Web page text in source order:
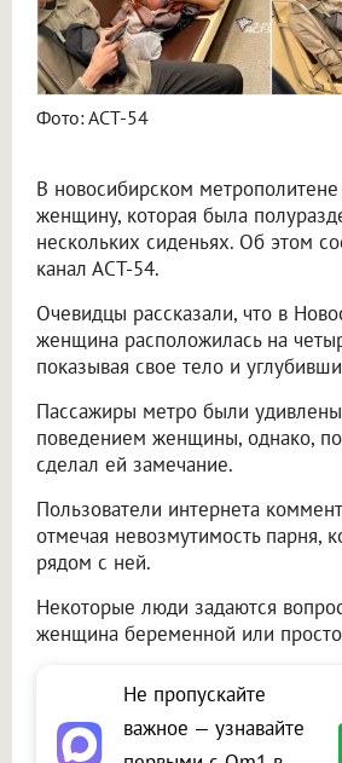
Фото: АСТ-54
В новосибирском
женщину, которая была
нескольких сиденьях. Об этом
канал АСТ-54.
Очевидцы рассказали, что в
женщина расположилась на
показывая свое тело и
Пассажиры метро были
поведением женщины, однако,
сделал ей замечание.
Пользователи интернета
отмечая невозмутимость парня,
рядом с ней.
Некоторые люди задаются
женщина беременной или
Не пропускайте
важное — узнавайте